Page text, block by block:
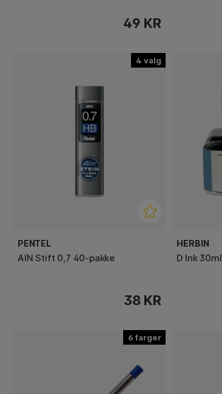
49 KR
4
PENTEL
AIN Stift 0,7 40-pakke
38 KR
HERBIN
D Ink 30ml
6